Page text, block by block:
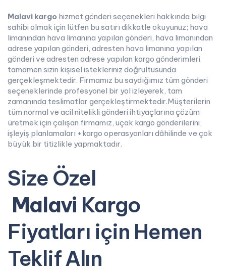
Malavi kargo hizmet gönderi seçenekleri hakkında bilgi
sahibi olmak için lütfen bu satırı dikkatle okuyunuz; hava
limanından hava limanına yapılan gönderi, hava limanından
adrese yapılan gönderi, adresten hava limanına yapılan
gönderi ve adresten adrese yapılan kargo gönderimleri
tamamen sizin kişisel istekleriniz doğrultusunda
gerçekleşmektedir. Firmamız bu saydığımız tüm gönderi
seçeneklerinde profesyonel bir yol izleyerek, tam
zamanında teslimatlar gerçekleştirmektedir.Müşterilerin
tüm normal ve acil nitelikli gönderi ihtiyaçlarına çözüm
üretmek için çalışan firmamız, uçak kargo gönderilerini,
işleyiş planlamaları +kargo operasyonları dâhilinde ve çok
büyük bir titizlikle yapmaktadır.
Size Özel
Malavi Kargo
Fiyatları için Hemen
Teklif Alın